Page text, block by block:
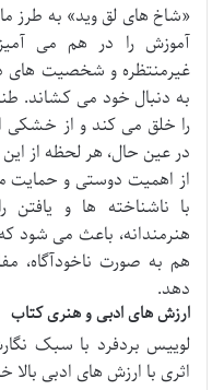
«شاخ های لق وید» به طرز
آموزش را در هم می
غیرمنتظره و شخصیت های
به دنبال خود می کشاند.
را خلق می کند و از خشکی
در عین حال، هر لحظه از
از اهمیت دوستی و حمایت
با ناشناخته ها و
هنرمندانه، باعث می شود
هم به صورت ناخودآگاه،
دهد.
ارزش های ادبی و هنری کتاب
لوییس بردفرد با سبک
اثری با ارزش های ادبی